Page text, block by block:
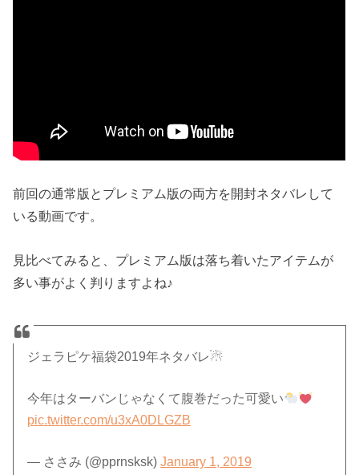
前回の通常版とプレミアム版の両方を開封ネタバレして
いる動画です。
見比べてみると、プレミアム版は落ち着いたアイテムが
多い事がよく判りますよね♪
ジェラピケ福袋2019年ネタバレ☃︎
今年はターバンじゃなくて腹巻だった可愛い
pic.twitter.com/u3xA0DLGZB
— ささみ (@pprnsksk)January 1, 2019